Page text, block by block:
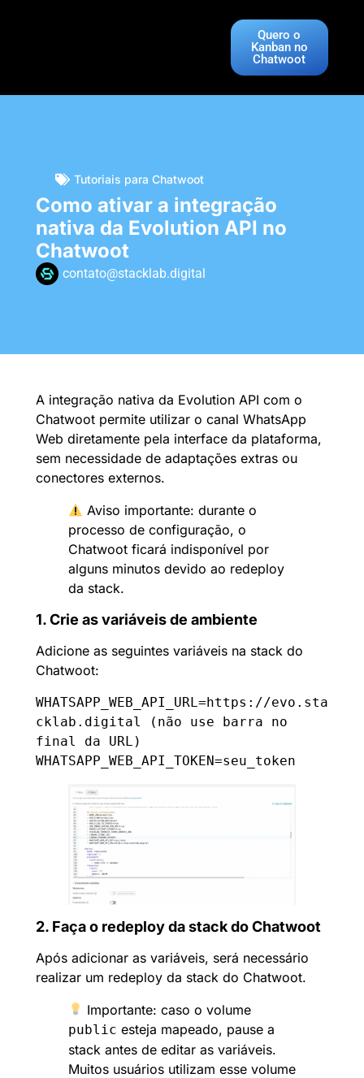
Quero o
Kanban no
Chatwoot
Tutoriais para Chatwoot
Como ativar a integração
nativa da Evolution API no
Chatwoot
contato@stacklab.digital
A integração nativa da Evolution API com o
Chatwoot permite utilizar o canal WhatsApp
Web diretamente pela interface da plataforma,
sem necessidade de adaptações extras ou
conectores externos.
Aviso importante: durante o
processo de configuração, o
Chatwoot ficará indisponível por
alguns minutos devido ao redeploy
da stack.
1. Crie as variáveis de ambiente
Adicione as seguintes variáveis na stack do
Chatwoot:
WHATSAPP_WEB_API_URL=https://evo.sta
cklab.digital (não use barra no
final da URL)
WHATSAPP_WEB_API_TOKEN=seu_token
2. Faça o redeploy da stack do Chatwoot
Após adicionar as variáveis, será necessário
realizar um redeploy da stack do Chatwoot.
Importante: caso o volume
public esteja mapeado, pause a
stack antes de editar as variáveis.
Muitos usuários utilizam esse volume